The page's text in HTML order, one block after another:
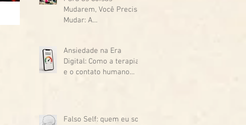
Mudarem, Você Precisa
Mudar: A
Ansiedade na Era
Digital: Como a terapia
e o contato humano
Falso Self: quem eu sou